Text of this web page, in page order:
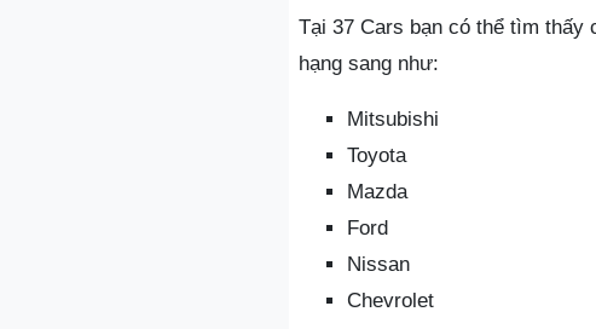
Tại 37 Cars bạn có thể tìm thấy
hạng sang như:
Mitsubishi
Toyota
Mazda
Ford
Nissan
Chevrolet